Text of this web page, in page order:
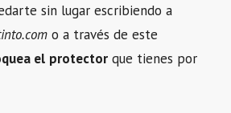
sin lugar escribiendo a
o a través de este
el protector que tienes por